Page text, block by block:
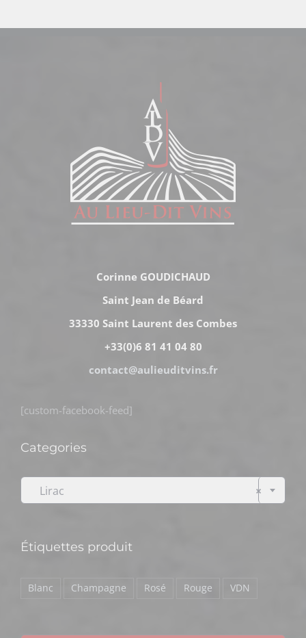
Corinne GOUDICHAUD
Saint Jean de Béard
33330 Saint Laurent des Combes
+33(0)6 81 41 04 80
contact@aulieuditvins.fr
[custom-facebook-feed]
Categories
×
Lirac
Étiquettes produit
Blanc Champagne Rosé Rouge VDN